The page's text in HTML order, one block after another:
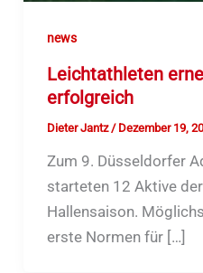
news
Leichtathleten
erfolgreich
Dieter Jantz / Dezember 19,
Zum 9. Düsseldorfer
starteten 12 Aktive
Hallensaison.
erste Normen für […]